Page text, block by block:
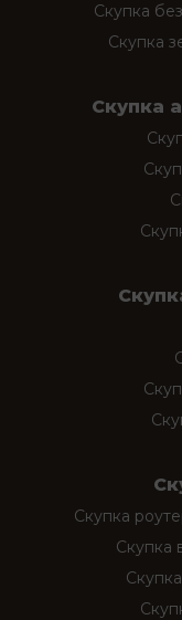
Скупка
Скупка
Скупка
Скупка
Скупка